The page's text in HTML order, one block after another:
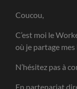
Coucou,
C’est moi le
où je partage
N’hésitez pas à
En partenariat